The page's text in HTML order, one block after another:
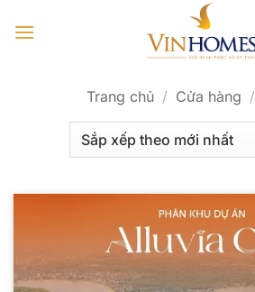
qua
Trang chủ / Cửa hàng /